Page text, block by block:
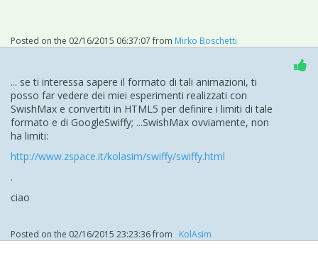
Posted on the 02/16/2015 06:37:07from Mirko Boschetti
... se ti interessa sapere il formato di tali animazioni, ti
posso far vedere dei miei esperimenti realizzati con
SwishMax e convertiti in HTML5 per definire i limiti di tale
formato e di GoogleSwiffy; ...SwishMax ovviamente, non
ha limiti:
http://www.zspace.it/kolasim/swiffy/swiffy.html
.
ciao
Posted on the 02/16/2015 23:23:36from ‪ KolAsim ‪ ‪